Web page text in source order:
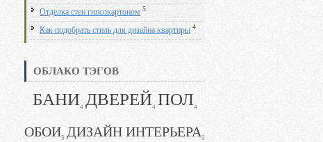
Отделка стен гипсокартоном 5
Как подобрать стиль для дизайна квартиры 4
ОБЛАКО ТЭГОВ
БАНИ4 ДВЕРЕЙ4 ПОЛ4
ОБОИ3 ДИЗАЙН ИНТЕРЬЕРА3